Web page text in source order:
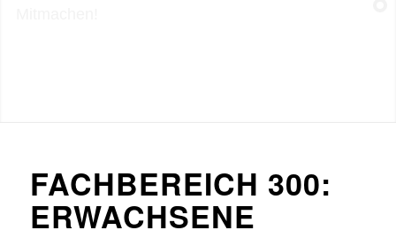
FACHBEREICH 300:
ERWACHSENE